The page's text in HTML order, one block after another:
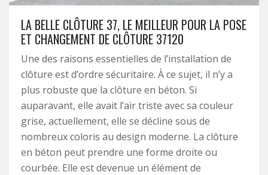
LA BELLE CLÔTURE 37, LE MEILLEUR POUR LA POSE
ET CHANGEMENT DE CLÔTURE 37120
Une des raisons essentielles de l’installation de
clôture est d’ordre sécuritaire. À ce sujet, il n’y a
plus robuste que la clôture en béton. Si
auparavant, elle avait l’air triste avec sa couleur
grise, actuellement, elle se décline sous de
nombreux coloris au design moderne. La clôture
en béton peut prendre une forme droite ou
courbée. Elle est devenue un élément de